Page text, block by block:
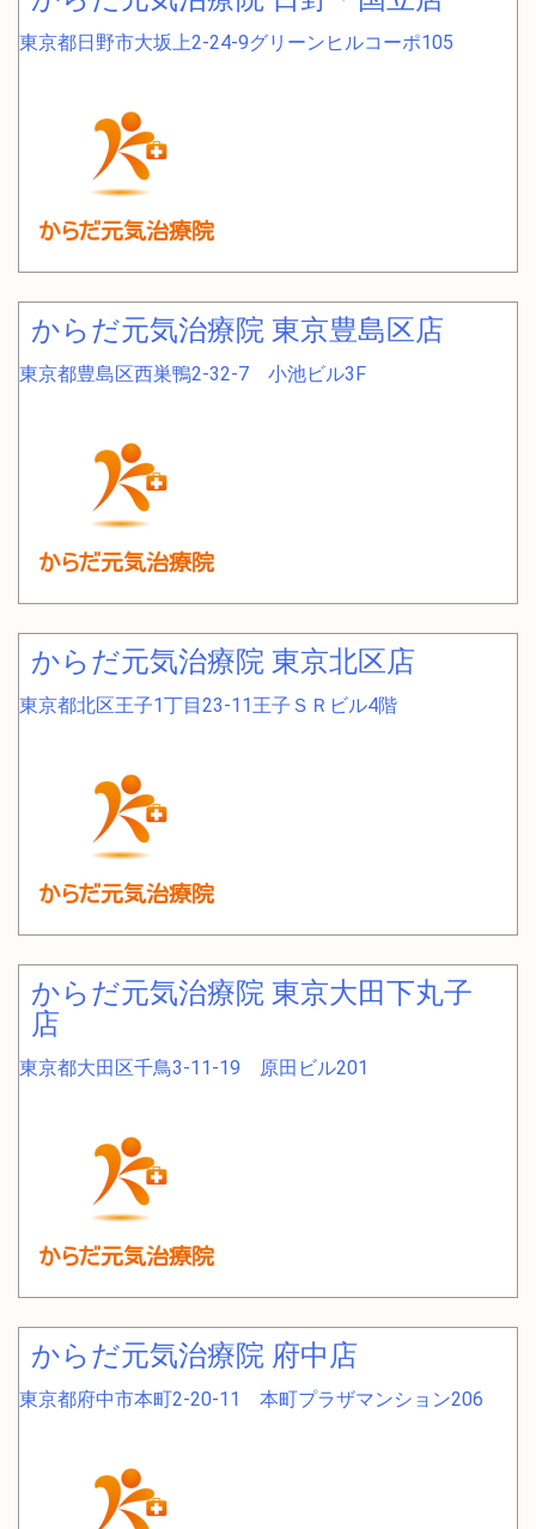
東京都日野市大坂上2-24-9グリーンヒルコーポ105
からだ元気治療院 東京豊島区店
東京都豊島区西巣鴨2-32-7 小池ビル3F
からだ元気治療院 東京北区店
東京都北区王子1丁目23-11王子ＳＲビル4階
からだ元気治療院 東京大田下丸子
店
東京都大田区千鳥3-11-19 原田ビル201
からだ元気治療院 府中店
東京都府中市本町2-20-11 本町プラザマンション206